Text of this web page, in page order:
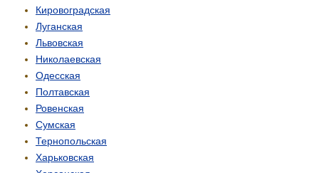
Кировоградская
Луганская
Львовская
Николаевская
Одесская
Полтавская
Ровенская
Сумская
Тернопольская
Харьковская